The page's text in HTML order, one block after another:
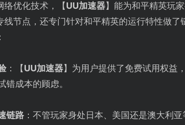
络优化技术，【UU加速器】能为和平精英玩
线节点，还专门针对和平精英的运行特性做
：【UU加速器】为用户提供了免费试用权益
错成本的顾虑。
链路：不管玩家身处日本、美国还是澳大利亚